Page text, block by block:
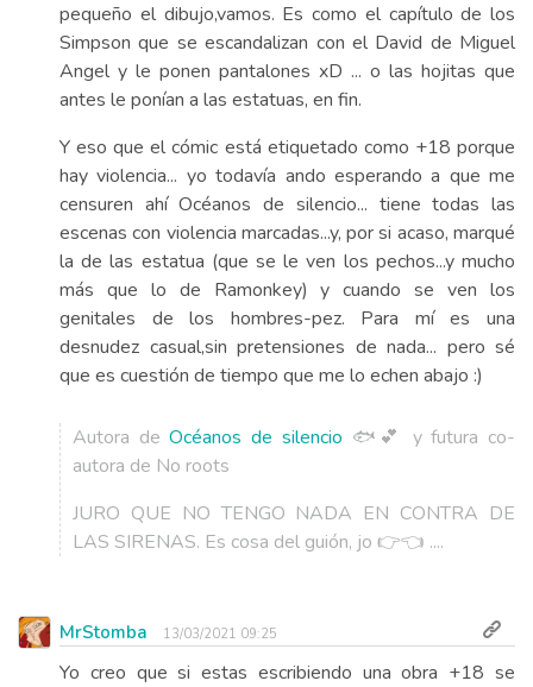
pequeño el dibujo,vamos. Es como el capítulo de los
Simpson que se escandalizan con el David de Miguel
Angel y le ponen pantalones xD ... o las hojitas que
antes le ponían a las estatuas, en fin.
Y eso que el cómic está etiquetado como +18 porque
hay violencia... yo todavía ando esperando a que me
censuren ahí Océanos de silencio... tiene todas las
escenas con violencia marcadas...y, por si acaso, marqué
la de las estatua (que se le ven los pechos...y mucho
más que lo de Ramonkey) y cuando se ven los
genitales de los hombres-pez. Para mí es una
desnudez casual,sin pretensiones de nada... pero sé
que es cuestión de tiempo que me lo echen abajo :)
Autora deOcéanos de silencio 🐟💕 y futura co-
autora de No roots
JURO QUE NO TENGO NADA EN CONTRA DE
LAS SIRENAS. Es cosa del guión, jo 👉👈 ....
MrStomba 13/03/2021 09:25
Yo creo que si estas escribiendo una obra +18 se